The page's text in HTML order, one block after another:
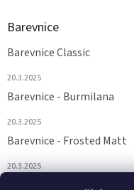
Barevnice
Barevnice Classic
20.3.2025
Barevnice - Burmilana
20.3.2025
Barevnice - Frosted Matt
20.3.2025